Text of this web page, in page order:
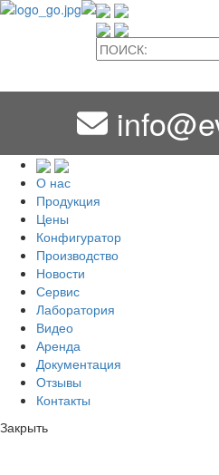
О нас
Продукция
Цены
Конфигуратор
Производство
Новости
Сервис
Лаборатория
Видео
Аренда
Документация
Отзывы
Контакты
Закрыть